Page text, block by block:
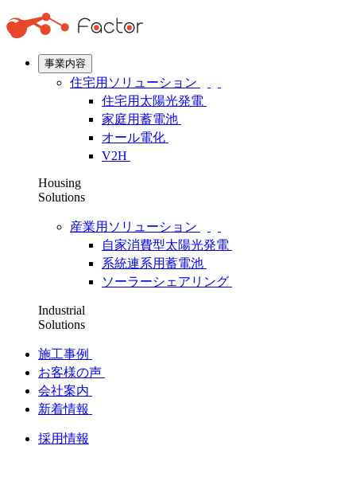
事業内容
住宅用ソリューション
住宅用太陽光発電
家庭用蓄電池
オール電化
V2H
Housing
Solutions
産業用ソリューション
自家消費型太陽光発電
系統連系用蓄電池
ソーラーシェアリング
Industrial
Solutions
施工事例
お客様の声
会社案内
新着情報
採用情報